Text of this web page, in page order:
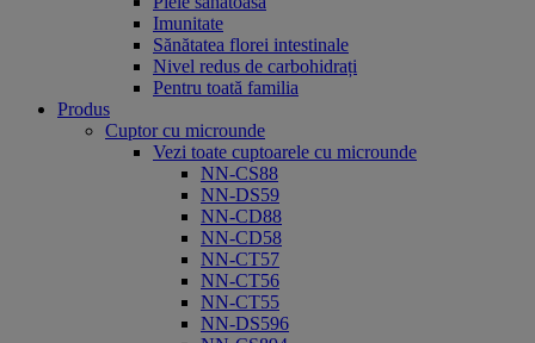
Imunitate
Sănătatea florei intestinale
Nivel redus de carbohidrați
Pentru toată familia
Produs
Cuptor cu microunde
Vezi toate cuptoarele cu microunde
NN-CS88
NN-DS59
NN-CD88
NN-CD58
NN-CT57
NN-CT56
NN-CT55
NN-DS596